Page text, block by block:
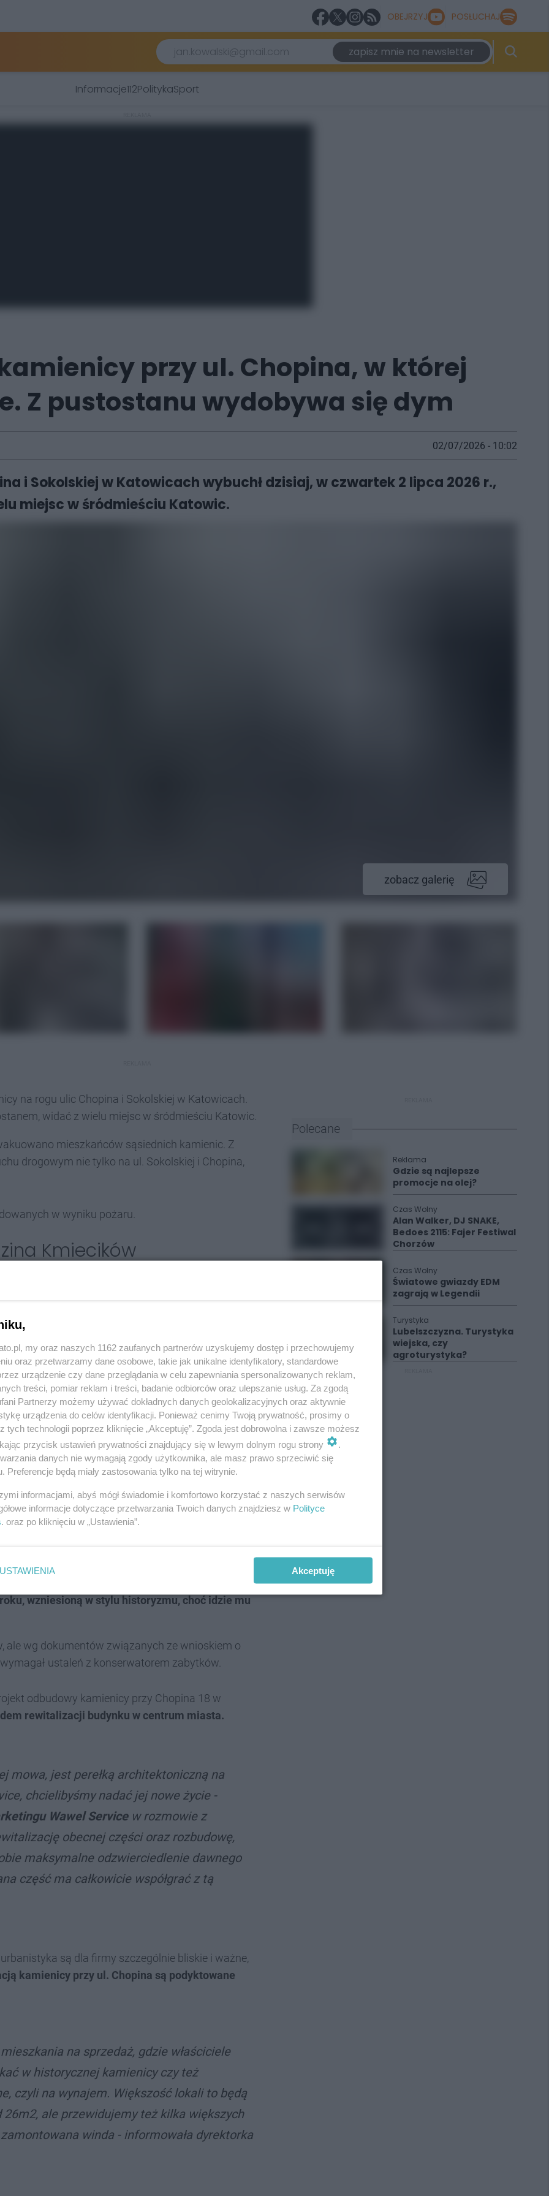
OBEJRZYJ POSŁUCHAJ
zapisz mnie na newsletter
Informacje112PolitykaSport
przy ul. Chopina, w której
Z pustostanu wydobywa się dym
02/07/2026 - 10:02
i Sokolskiej w Katowicach wybuchł dzisiaj, w czwartek 2 lipca 2026 r.,
miejsc w śródmieściu Katowic.
zobacz galerię
na rogu ulic Chopina i Sokolskiej w Katowicach.
widać z wielu miejsc w śródmieściu Katowic.
mieszkańców sąsiednich kamienic. Z
drogowym nie tylko na ul. Sokolskiej i Chopina,
w wyniku pożaru.
Kmiecików
gazu. To kamienica, która od lat straszy w
celowo rozkręcił elementy instalacji
do wybuchu gazu. Był on tak potężny, że
i poważnie uszkodził sąsiedni budynek przy
dziennikarzy Brygida Frosztęga-Kmiecik,
dniach w szpitalu zmarł, nie odzyskując
do tej tragedii. Prawdopodobnie sprawca
które miały doprowadzić go do widma rychłej
Chopina i Sokolskiej?
płotem od strony ul. Chopina.
do prywatnych, w końcu kupił ją krakowski
z takich inwestycji mieszkaniowych jak osiedla
wzniesioną w stylu historyzmu, choć idzie mu
ale wg dokumentów związanych ze wnioskiem o
ustaleń z konserwatorem zabytków.
odbudowy kamienicy przy Chopina 18 w
rewitalizacji budynku w centrum miasta.
mowa, jest perełką architektoniczną na
chcielibyśmy nadać jej nowe życie -
Wawel Servicew rozmowie z
obecnej części oraz rozbudowę,
maksymalne odzwierciedlenie dawnego
część ma całkowicie współgrać z tą
są dla firmy szczególnie bliskie i ważne,
kamienicy przy ul. Chopina są podyktowane
na sprzedaż, gdzie właściciele
w historycznej kamienicy czy też
czyli na wynajem. Większość lokali to będą
ale przewidujemy też kilka większych
winda - informowała dyrektorka
Polecane
Reklama
Gdzie są najlepsze
promocje na olej?
Czas Wolny
Alan Walker, DJ SNAKE,
Bedoes 2115: Fajer Festiwal
Chorzów
Czas Wolny
Światowe gwiazdy EDM
zagrają w Legendii
Turystyka
Lubelszczyzna. Turystyka
wiejska, czy
agroturystyka?
my oraz naszych 1162 zaufanych partnerów uzyskujemy dostęp i przechowujemy
oraz przetwarzamy dane osobowe, takie jak unikalne identyfikatory, standardowe
urządzenie czy dane przeglądania w celu zapewniania spersonalizowanych reklam,
treści, pomiar reklam i treści, badanie odbiorców oraz ulepszanie usług. Za zgodą
Partnerzy możemy używać dokładnych danych geolokalizacyjnych oraz aktywnie
urządzenia do celów identyfikacji. Ponieważ cenimy Twoją prywatność, prosimy o
tych technologii poprzez kliknięcie „Akceptuję”. Zgoda jest dobrowolna i zawsze możesz
przycisk ustawień prywatności znajdujący się w lewym dolnym rogu strony
.
danych nie wymagają zgody użytkownika, ale masz prawo sprzeciwić się
Preferencje będą miały zastosowania tylko na tej witrynie.
informacjami, abyś mógł świadomie i komfortowo korzystać z naszych serwisów
informacje dotyczące przetwarzania Twoich danych znajdziesz w Polityce
. oraz po kliknięciu w „Ustawienia”.
USTAWIENIA Akceptuję